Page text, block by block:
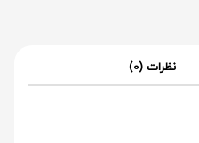
نظرات (0)